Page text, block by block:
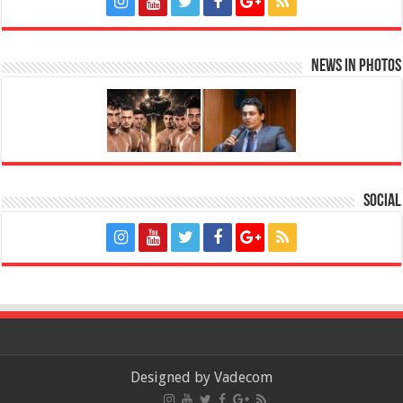
News in Photos
Social
Designed by Vadecom